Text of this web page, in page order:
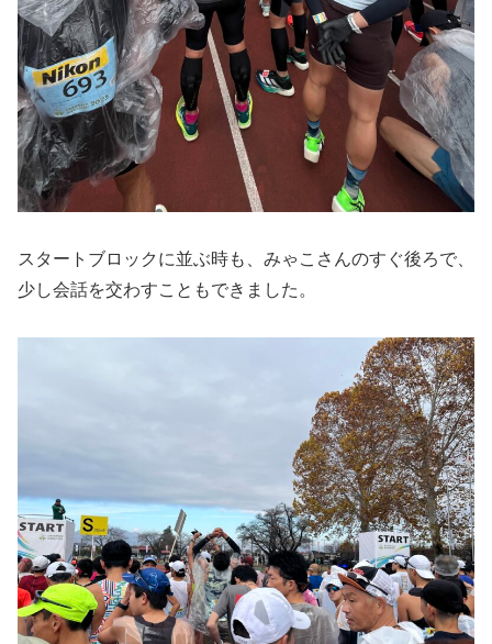
スタートブロックに並ぶ時も、みゃこさんのすぐ後ろで、
少し会話を交わすこともできました。